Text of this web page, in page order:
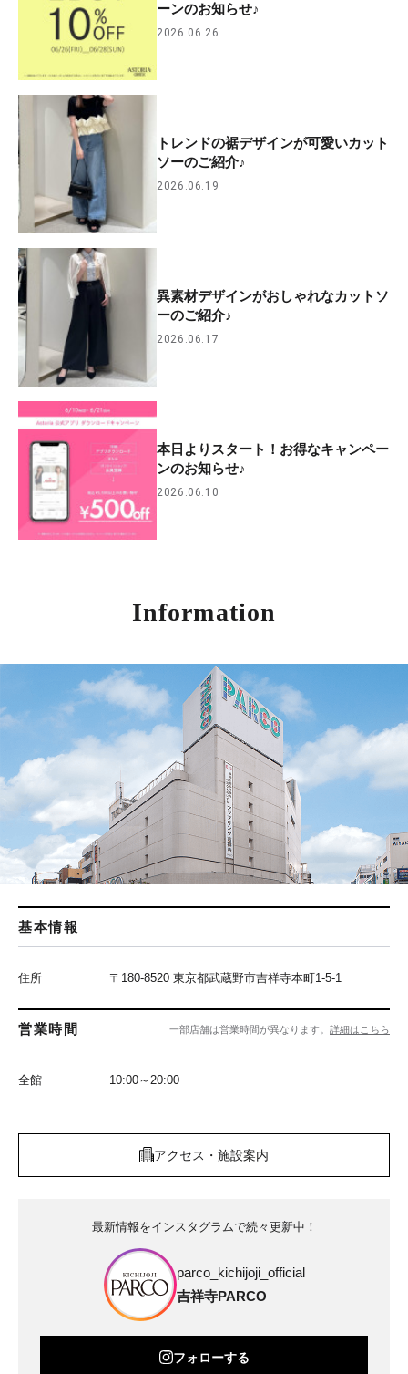
ーンのお知らせ♪
2026.06.26
トレンドの裾デザインが可愛いカット
ソーのご紹介♪
2026.06.19
異素材デザインがおしゃれなカットソ
ーのご紹介♪
2026.06.17
本日よりスタート！お得なキャンペー
ンのお知らせ♪
2026.06.10
Information
基本情報
住所 〒180-8520 東京都武蔵野市吉祥寺本町1-5-1
営業時間 一部店舗は営業時間が異なります。 詳細はこちら
全館 10:00～20:00
アクセス・施設案内
最新情報をインスタグラムで続々更新中！
parco_kichijoji_official
吉祥寺PARCO
フォローする